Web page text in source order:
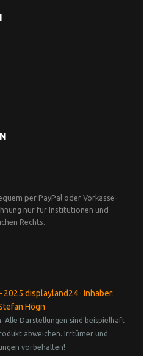
per PayPal oder Vorkasse-
nur für Institutionen und
Rechts.
displayland24 · Inhaber:
Högn
Alle Darstellungen sind beispielhaft
abweichen. Irrtümer und
vorbehalten!